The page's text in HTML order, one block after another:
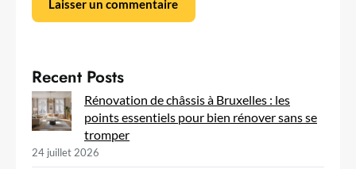
Recent Posts
Rénovation de châssis à Bruxelles : les
points essentiels pour bien rénover sans se
tromper
24 juillet 2026